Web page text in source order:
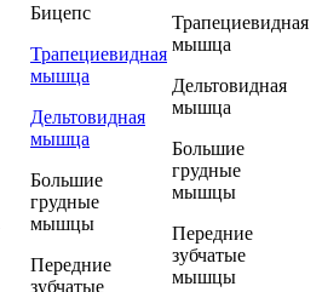
Бицепс
Трапециевидная
мышца
Дельтовидная
мышца
Большие
грудные
мышцы
Передние
зубчатые
Трапециевидная
мышца
Дельтовидная
мышца
Большие
грудные
мышцы
Передние
зубчатые
мышцы